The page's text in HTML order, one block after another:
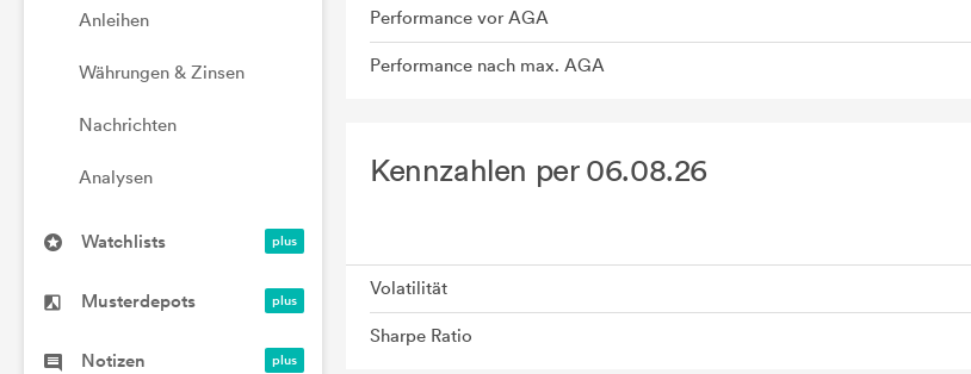
Anleihen
Währungen & Zinsen
Nachrichten
Analysen
Watchlists
Musterdepots
Notizen
Performance vor AGA
Performance nach max. AGA
Kennzahlen per 06.08.26
Volatilität
Sharpe Ratio